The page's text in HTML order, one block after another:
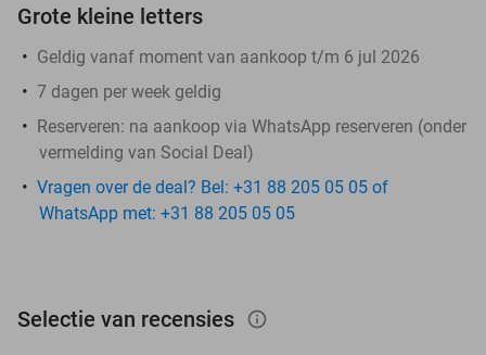
Grote kleine letters
Geldig vanaf moment van aankoop t/m 6 jul 2026
7 dagen per week geldig
Reserveren: na aankoop via WhatsApp reserveren (onder
vermelding van Social Deal)
Vragen over de deal? Bel: +31 88 205 05 05 of
WhatsApp met: +31 88 205 05 05
Selectie van recensies info_outlined